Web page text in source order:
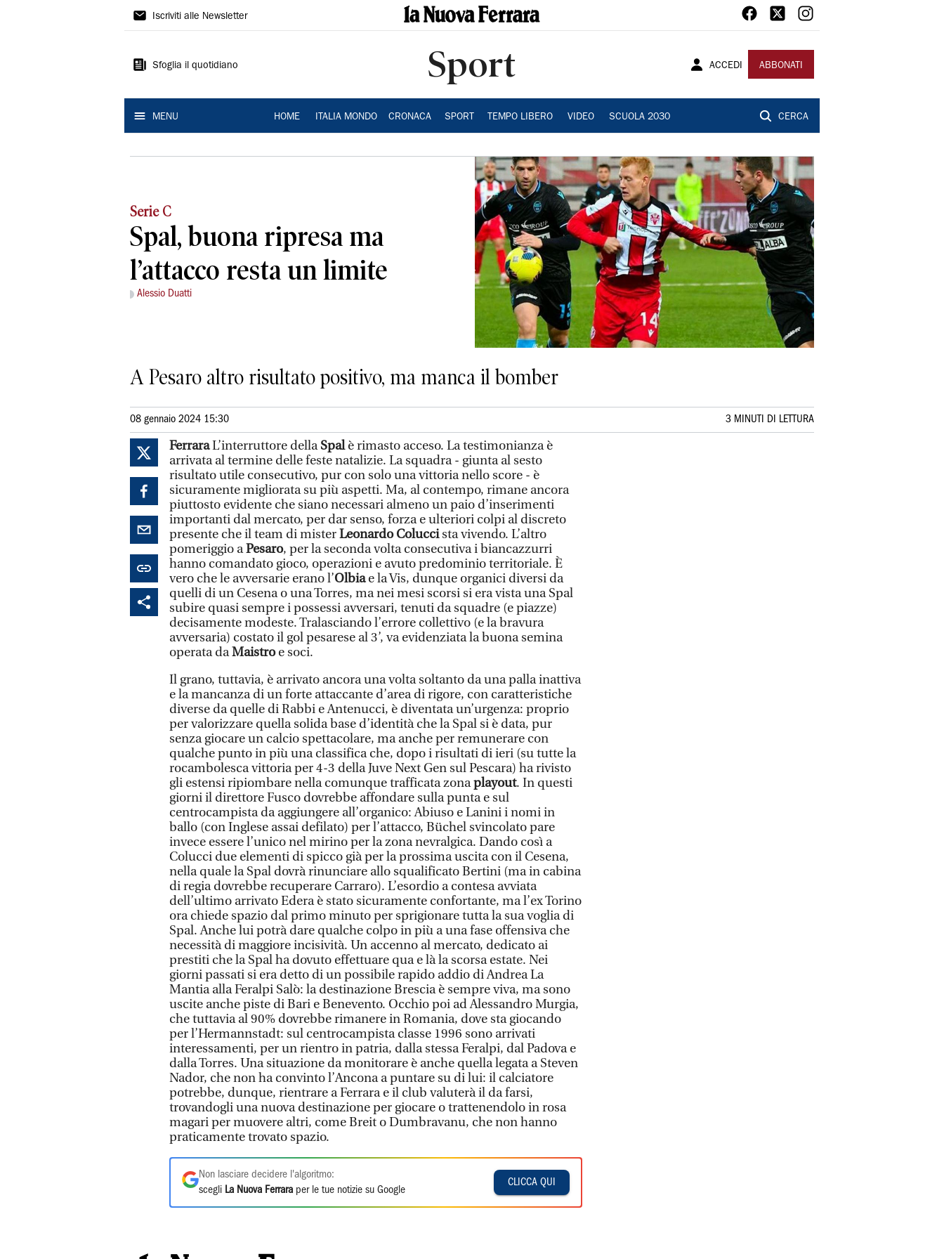
La
Ferrara
Iscriviti alle Newsletter
Sfoglia il quotidiano Sport ACCEDI ABBONATI
MENU HOME ITALIA MONDO CRONACA SPORT TEMPO LIBERO VIDEO SCUOLA 2030 CERCA
Serie C
Spal, buona ripresa ma
l’attacco resta un limite
Alessio Duatti
A Pesaro altro risultato positivo, ma manca il bomber
08 gennaio 2024 15:30 3 MINUTI DI LETTURA
FerraraL’interruttore dellaSpalè rimasto acceso. La testimonianza è
arrivata al termine delle feste natalizie. La squadra - giunta al sesto
risultato utile consecutivo, pur con solo una vittoria nello score - è
sicuramente migliorata su più aspetti. Ma, al contempo, rimane ancora
piuttosto evidente che siano necessari almeno un paio d’inserimenti
importanti dal mercato, per dar senso, forza e ulteriori colpi al discreto
presente che il team di misterLeonardo Coluccista vivendo. L’altro
pomeriggio aPesaro, per la seconda volta consecutiva i biancazzurri
hanno comandato gioco, operazioni e avuto predominio territoriale. È
vero che le avversarie erano l’Olbiae la Vis, dunque organici diversi da
quelli di un Cesena o una Torres, ma nei mesi scorsi si era vista una Spal
subire quasi sempre i possessi avversari, tenuti da squadre (e piazze)
decisamente modeste. Tralasciando l’errore collettivo (e la bravura
avversaria) costato il gol pesarese al 3’, va evidenziata la buona semina
operata daMaistroe soci.
Il grano, tuttavia, è arrivato ancora una volta soltanto da una palla inattiva
e la mancanza di un forte attaccante d’area di rigore, con caratteristiche
diverse da quelle di Rabbi e Antenucci, è diventata un’urgenza: proprio
per valorizzare quella solida base d’identità che la Spal si è data, pur
senza giocare un calcio spettacolare, ma anche per remunerare con
qualche punto in più una classifica che, dopo i risultati di ieri (su tutte la
rocambolesca vittoria per 4-3 della Juve Next Gen sul Pescara) ha rivisto
gli estensi ripiombare nella comunque trafficata zonaplayout. In questi
giorni il direttore Fusco dovrebbe affondare sulla punta e sul
centrocampista da aggiungere all’organico: Abiuso e Lanini i nomi in
ballo (con Inglese assai defilato) per l’attacco, Büchel svincolato pare
invece essere l’unico nel mirino per la zona nevralgica. Dando così a
Colucci due elementi di spicco già per la prossima uscita con il Cesena,
nella quale la Spal dovrà rinunciare allo squalificato Bertini (ma in cabina
di regia dovrebbe recuperare Carraro). L’esordio a contesa avviata
dell’ultimo arrivato Edera è stato sicuramente confortante, ma l’ex Torino
ora chiede spazio dal primo minuto per sprigionare tutta la sua voglia di
Spal. Anche lui potrà dare qualche colpo in più a una fase offensiva che
necessità di maggiore incisività. Un accenno al mercato, dedicato ai
prestiti che la Spal ha dovuto effettuare qua e là la scorsa estate. Nei
giorni passati si era detto di un possibile rapido addio di Andrea La
Mantia alla Feralpi Salò: la destinazione Brescia è sempre viva, ma sono
uscite anche piste di Bari e Benevento. Occhio poi ad Alessandro Murgia,
che tuttavia al 90% dovrebbe rimanere in Romania, dove sta giocando
per l’Hermannstadt: sul centrocampista classe 1996 sono arrivati
interessamenti, per un rientro in patria, dalla stessa Feralpi, dal Padova e
dalla Torres. Una situazione da monitorare è anche quella legata a Steven
Nador, che non ha convinto l’Ancona a puntare su di lui: il calciatore
potrebbe, dunque, rientrare a Ferrara e il club valuterà il da farsi,
trovandogli una nuova destinazione per giocare o trattenendolo in rosa
magari per muovere altri, come Breit o Dumbravanu, che non hanno
praticamente trovato spazio.
Non lasciare decidere l'algoritmo:
scegli La Nuova Ferrara per le tue notizie su Google
CLICCA QUI